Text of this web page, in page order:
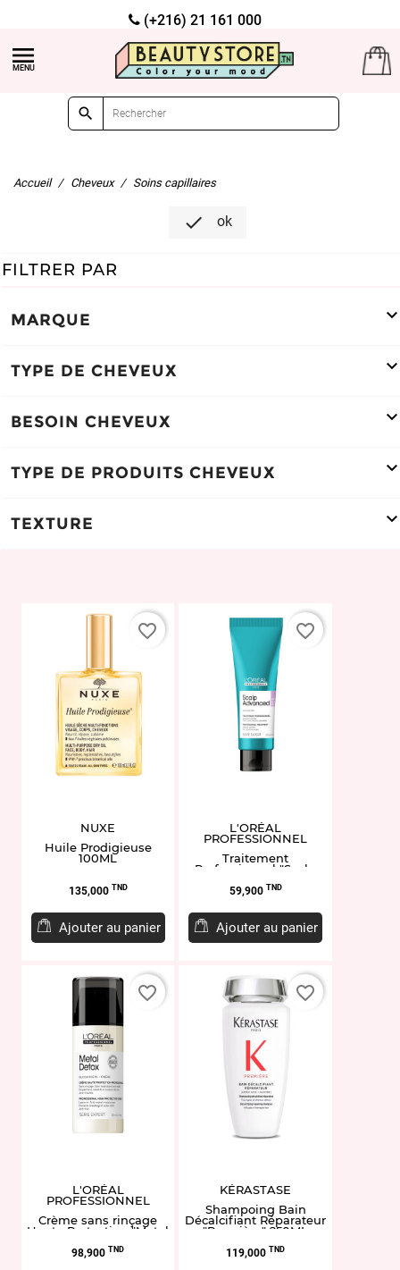
Livraison gratuite à partir de 99dt d'achat


Accueil Cheveux Soins capillaires
 ok
FILTRER PAR
MARQUE
TYPE DE CHEVEUX
BESOIN CHEVEUX
TYPE DE PRODUITS CHEVEUX
TEXTURE
NUXE
Huile Prodigieuse
100ML
Prix
135,000 TND
Ajouter au panier
favorite_border
L'ORÉAL
PROFESSIONNEL
Traitement
Professionnel "Scalp
Prix
59,900 TND
Ajouter au panier
favorite_border
L'ORÉAL
PROFESSIONNEL
Crème sans rinçage
Haute Protection "Metal
Prix
98,900 TND
favorite_border
KÉRASTASE
Shampoing Bain
Décalcifiant Réparateur
"Première" 250ML
Prix
119,000 TND
favorite_border